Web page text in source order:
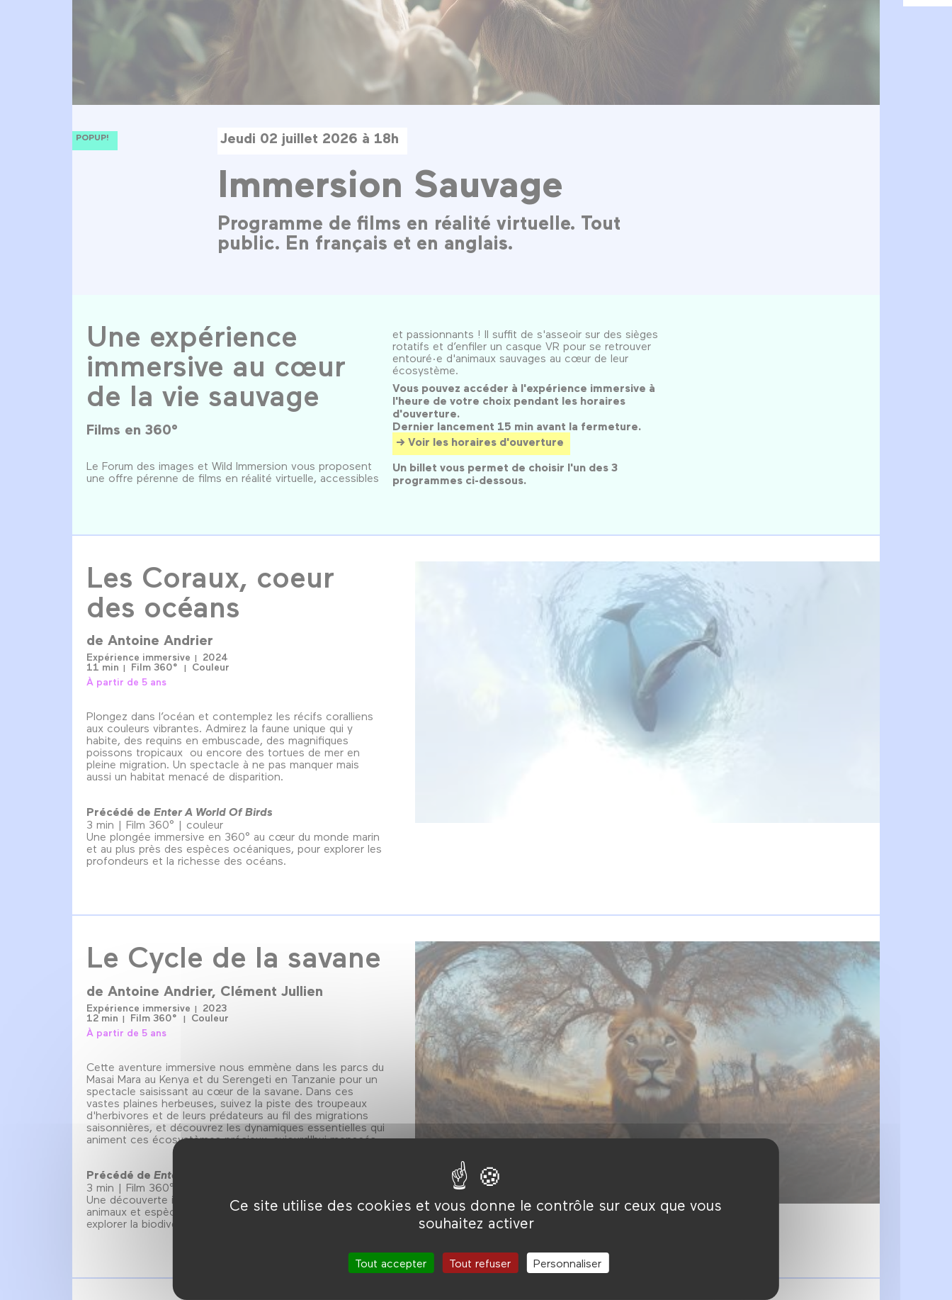
Ce site utilise des cookies et vous donne le contrôle sur ceux que vous
souhaitez activer
Tout accepter Tout refuser Personnaliser
POPUP! Jeudi 02 juillet 2026 à 18h
Immersion Sauvage
Programme de films en réalité virtuelle. Tout
public. En français et en anglais.
Une expérience
immersive au cœur
de la vie sauvage
Films en 360°
Le Forum des images et Wild Immersion vous proposent
une offre pérenne de films en réalité virtuelle, accessibles
et passionnants ! Il suffit de s'asseoir sur des sièges
rotatifs et d’enfiler un casque VR pour se retrouver
entouré·e d'animaux sauvages au cœur de leur
écosystème.
Vous pouvez accéder à l'expérience immersive à
l'heure de votre choix pendant les horaires
d'ouverture.
Dernier lancement 15 min avant la fermeture.
Voir les horaires d'ouverture
Un billet vous permet de choisir l'un des 3
programmes ci-dessous.
Les Coraux, coeur
des océans
de Antoine Andrier
Expérience immersive
2024
11 min
Film 360°
Couleur
À partir de 5 ans
Plongez dans l’océan et contemplez les récifs coralliens
aux couleurs vibrantes. Admirez la faune unique qui y
habite, des requins en embuscade, des magnifiques
poissons tropicaux ou encore des tortues de mer en
pleine migration. Un spectacle à ne pas manquer mais
aussi un habitat menacé de disparition.
Précédé de Enter A World Of Birds
3 min | Film 360° | couleur
Une plongée immersive en 360° au cœur du monde marin
et au plus près des espèces océaniques, pour explorer les
profondeurs et la richesse des océans.
Le Cycle de la savane
de Antoine Andrier Clément Jullien
Expérience immersive
2023
12 min
Film 360°
Couleur
À partir de 5 ans
Cette aventure immersive nous emmène dans les parcs du
Masai Mara au Kenya et du Serengeti en Tanzanie pour un
spectacle saisissant au cœur de la savane. Dans ces
vastes plaines herbeuses, suivez la piste des troupeaux
d'herbivores et de leurs prédateurs au fil des migrations
saisonnières, et découvrez les dynamiques essentielles qui
animent ces écosystèmes précieux, aujourd'hui menacés.
Précédé de Enter A Charming World
3 min | Film 360° | couleur
Une découverte immersive en 360° auprès des bébés
animaux et espèces adorables du monde entier, pour
explorer la biodiversité des cinq continents.